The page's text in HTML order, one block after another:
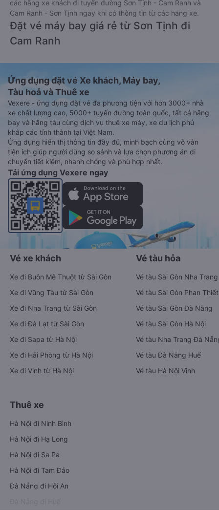
các hãng xe khách đi tuyến đường Sơn Tịnh - Cam Ranh và
Cam Ranh - Sơn Tịnh ngay khi có thông tin từ các hãng xe.
Đặt vé máy bay giá rẻ từ Sơn Tịnh đi
Cam Ranh
Ứng dụng đặt vé Xe khách, Máy bay,
Tàu hoả và Thuê xe
Vexere - ứng dụng đặt vé đa phương tiện với hơn 3000+ nhà
xe chất lượng cao, 5000+ tuyến đường toàn quốc, tất cả hãng
bay và hãng tàu cùng dịch vụ thuê xe máy, xe du lịch phủ
khắp các tỉnh thành tại Việt Nam.
Ứng dụng hiển thị thông tin đầy đủ, minh bạch cùng vô vàn
tiện ích giúp người dùng so sánh và lựa chọn phương án di
chuyển tiết kiệm, nhanh chóng và phù hợp nhất.
Tải ứng dụng Vexere ngay
Vé xe khách
Xe đi Buôn Mê Thuột từ Sài Gòn
Xe đi Vũng Tàu từ Sài Gòn
Xe đi Nha Trang từ Sài Gòn
Xe đi Đà Lạt từ Sài Gòn
Xe đi Sapa từ Hà Nội
Xe đi Hải Phòng từ Hà Nội
Xe đi Vinh từ Hà Nội
Vé tàu hỏa
Vé tàu Sài Gòn Nha Trang
Vé tàu Sài Gòn Phan Thiết
Vé tàu Sài Gòn Đà Nẵng
Vé tàu Sài Gòn Hà Nội
Vé tàu Nha Trang Đà
Vé tàu Đà Nẵng Huế
Vé tàu Hà Nội Vinh
Thuê xe
Hà Nội đi Ninh Bình
Hà Nội đi Hạ Long
Hà Nội đi Sa Pa
Hà Nội đi Tam Đảo
Đà Nẵng đi Hội An